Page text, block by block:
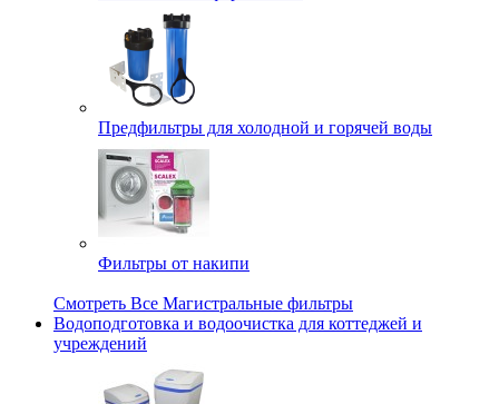
Предфильтры для холодной и горячей воды
Фильтры от накипи
Смотреть Все Магистральные фильтры
Водоподготовка и водоочистка для коттеджей и
учреждений